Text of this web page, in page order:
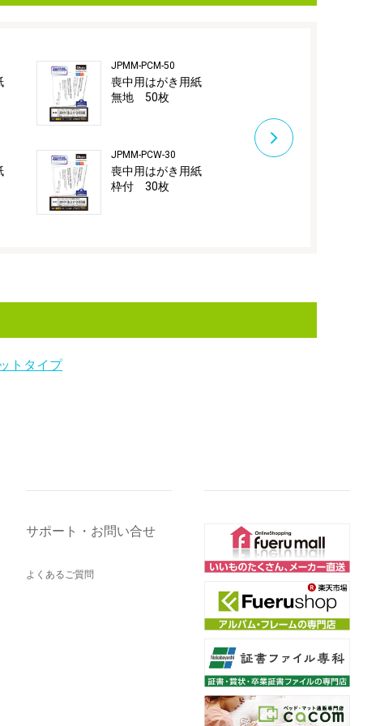
JPMM-PCM-50
喪中用はがき用紙
無地 50枚
JPMM-PCW-30
喪中用はがき用紙
枠付 30枚
トタイプ
サポート・お問い合せ
よくあるご質問